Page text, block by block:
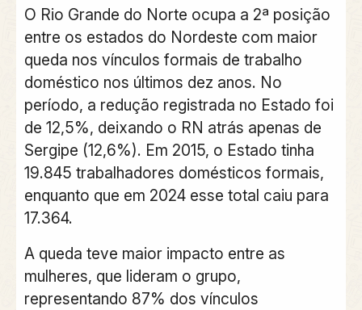
O Rio Grande do Norte ocupa a 2ª posição
entre os estados do Nordeste com maior
queda nos vínculos formais de trabalho
doméstico nos últimos dez anos. No
período, a redução registrada no Estado foi
de 12,5%, deixando o RN atrás apenas de
Sergipe (12,6%). Em 2015, o Estado tinha
19.845 trabalhadores domésticos formais,
enquanto que em 2024 esse total caiu para
17.364.
A queda teve maior impacto entre as
mulheres, que lideram o grupo,
representando 87% dos vínculos